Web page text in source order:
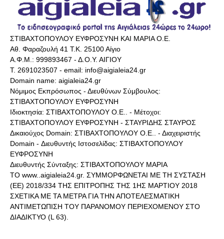
ΣΤΙΒΑΧΤΟΠΟΥΛΟΥ ΕΥΦΡΟΣΥΝΗ ΚΑΙ ΜΑΡΙΑ Ο.Ε.
Αθ. Φαραζουλή 41 Τ.Κ. 25100 Αίγιο
Α.Φ.Μ.: 999893467 - Δ.Ο.Υ. ΑΙΓΙΟΥ
Τ. 2691023507 - email: info@aigialeia24.gr
Domain name: aigialeia24.gr
Νόμιμος Εκπρόσωπος - Διευθύνων Σύμβουλος:
ΣΤΙΒΑΧΤΟΠΟΥΛΟΥ ΕΥΦΡΟΣΥΝΗ
Ιδιοκτησία: ΣΤΙΒΑΧΤΟΠΟΥΛΟΥ Ο.Ε.. - Μέτοχοι:
ΣΤΙΒΑΧΤΟΠΟΥΛΟΥ ΕΥΦΡΟΣΥΝΗ - ΣΤΑΥΡΙΔΗΣ ΣΤΑΥΡΟΣ
Δικαιούχος Domain: ΣΤΙΒΑΧΤΟΠΟΥΛΟΥ Ο.Ε.. - Διαχειριστής
Domain - Διευθυντής Ιστοσελίδας: ΣΤΙΒΑΧΤΟΠΟΥΛΟΥ
ΕΥΦΡΟΣΥΝΗ
Διευθυντής Σύνταξης: ΣΤΙΒΑΧΤΟΠΟΥΛΟΥ ΜΑΡΙΑ
ΤΟ www..aigialeia24.gr. ΣΥΜΜΟΡΦΩΝΕΤΑΙ ΜΕ ΤΗ ΣΥΣΤΑΣΗ
(ΕΕ) 2018/334 ΤΗΣ ΕΠΙΤΡΟΠΗΣ ΤΗΣ 1ΗΣ ΜΑΡΤΙΟΥ 2018
ΣΧΕΤΙΚΑ ΜΕ ΤΑ ΜΕΤΡΑ ΓΙΑ ΤΗΝ ΑΠΟΤΕΛΕΣΜΑΤΙΚΗ
ΑΝΤΙΜΕΤΩΠΙΣΗ ΤΟΥ ΠΑΡΑΝΟΜΟΥ ΠΕΡΙΕΧΟΜΕΝΟΥ ΣΤΟ
ΔΙΑΔΙΚΤΥΟ (L 63).